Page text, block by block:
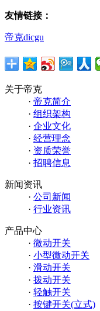
友情链接：
帝克dicgu
关于帝克
· 帝克简介
· 组织架构
· 企业文化
· 经营理念
· 资质荣誉
· 招聘信息
新闻资讯
· 公司新闻
· 行业资讯
产品中心
· 微动开关
· 小型微动开关
· 滑动开关
· 拨动开关
· 轻触开关
· 按键开关(立式)